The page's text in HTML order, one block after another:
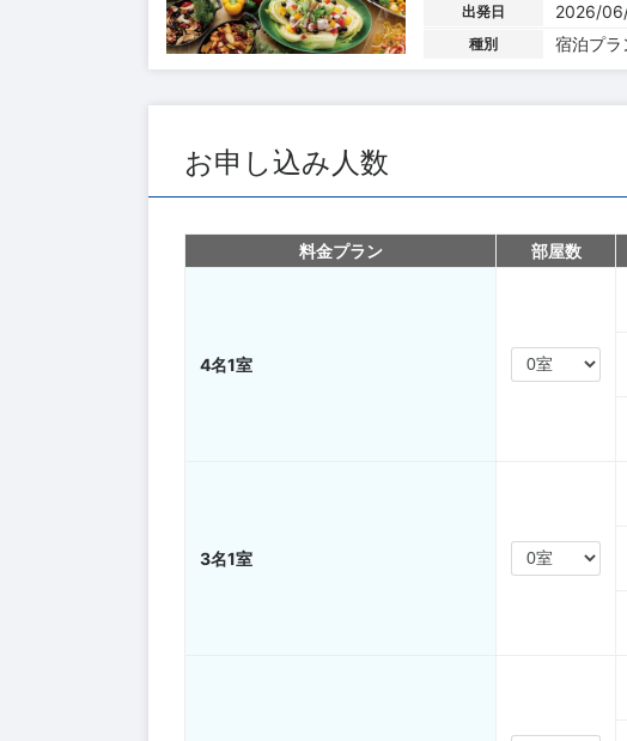
出発日 2026/
種別 宿泊プラ
お申し込み人数
料金プラン 部屋数
4名1室
3名1室